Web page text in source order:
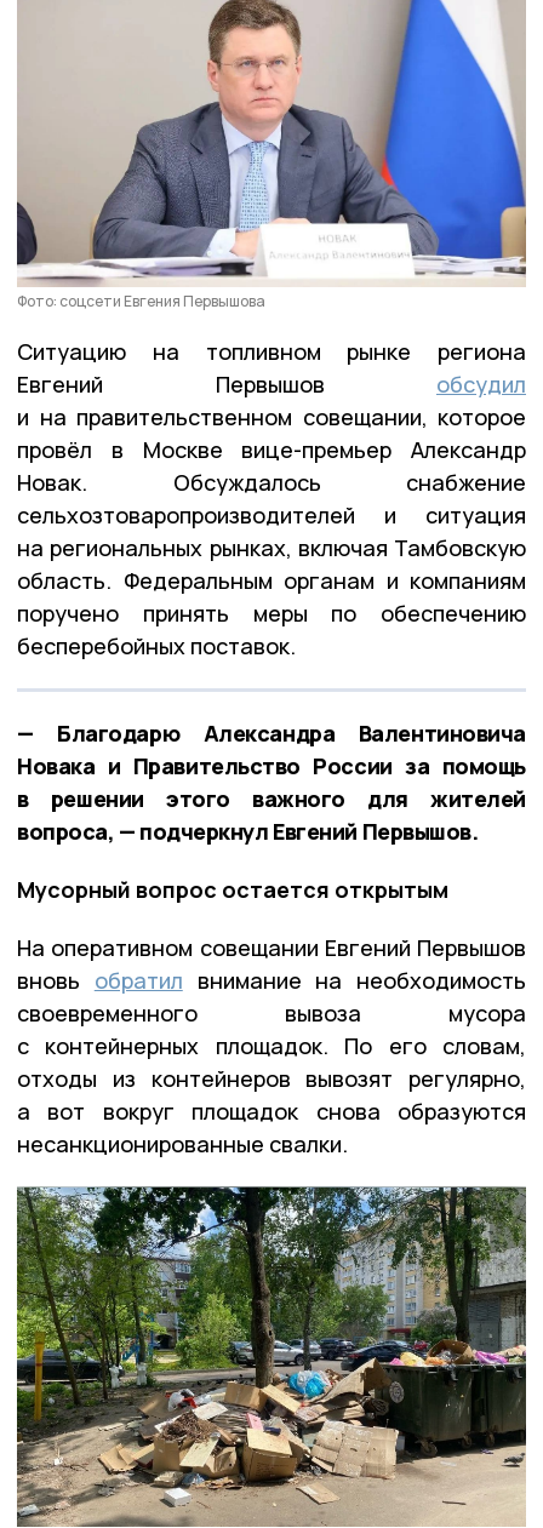
Фото: соцсети Евгения Первышова
Ситуацию на топливном рынке региона
Евгений Первышов обсудил
и на правительственном совещании, которое
провёл в Москве вице-премьер Александр
Новак. Обсуждалось снабжение
сельхозтоваропроизводителей и ситуация
на региональных рынках, включая Тамбовскую
область. Федеральным органам и компаниям
поручено принять меры по обеспечению
бесперебойных поставок.
— Благодарю Александра Валентиновича
Новака и Правительство России за помощь
в решении этого важного для жителей
вопроса, — подчеркнул Евгений Первышов.
Мусорный вопрос остается открытым
На оперативном совещании Евгений Первышов
вновь обратил внимание на необходимость
своевременного вывоза мусора
с контейнерных площадок. По его словам,
отходы из контейнеров вывозят регулярно,
а вот вокруг площадок снова образуются
несанкционированные свалки.